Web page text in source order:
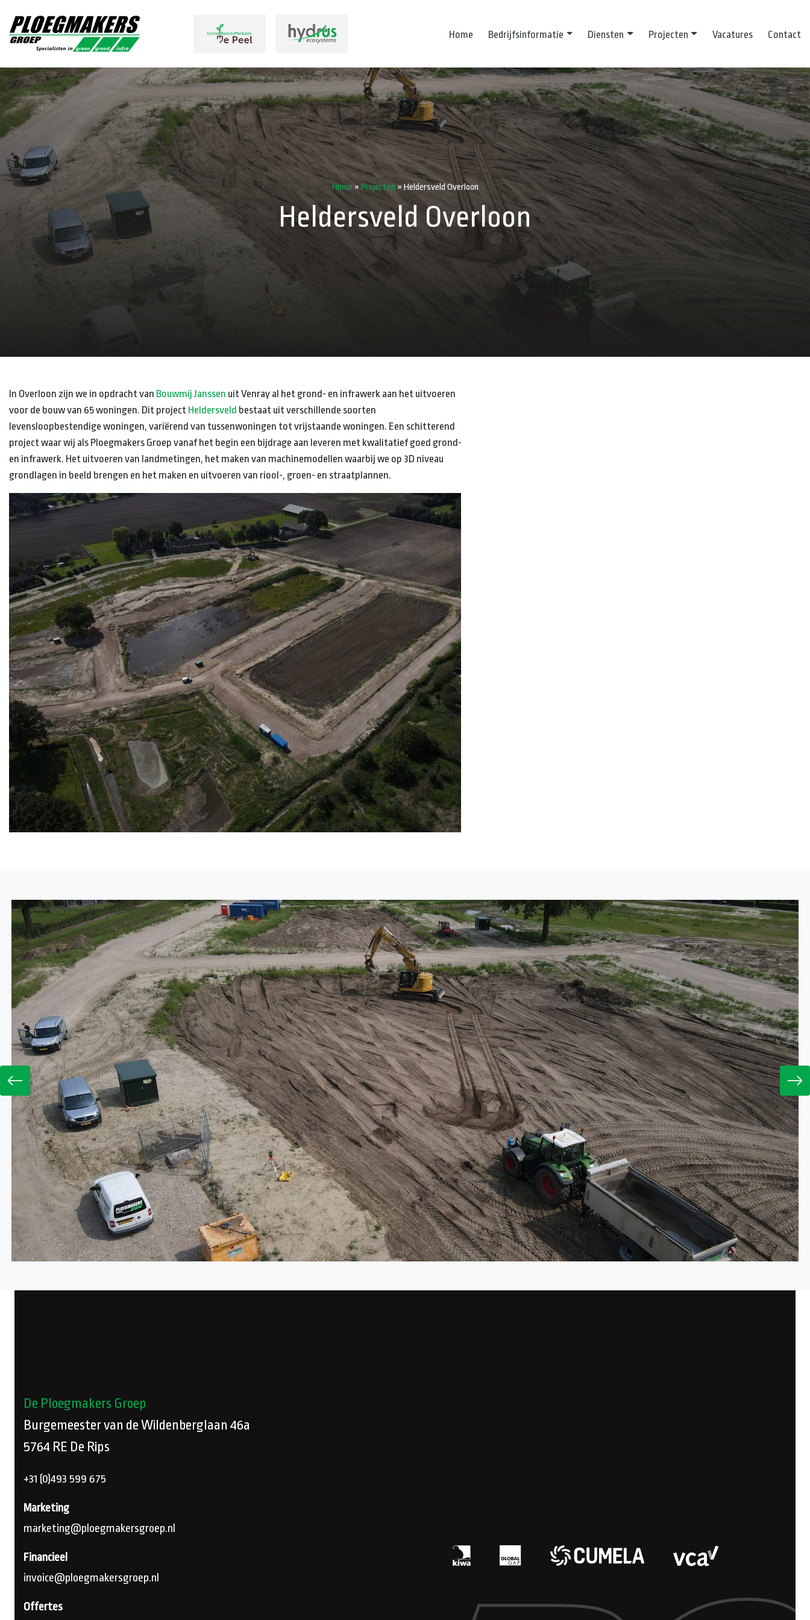
Home Bedrijfsinformatie Diensten Projecten Vacatures Contact
Home» Projecten »Heldersveld Overloon
Heldersveld Overloon
In Overloon zijn we in opdracht van Bouwmij Janssen uit Venray al het grond- en infrawerk aan het uitvoeren
voor de bouw van 65 woningen. Dit project Heldersveld bestaat uit verschillende soorten
levensloopbestendige woningen, variërend van tussenwoningen tot vrijstaande woningen. Een schitterend
project waar wij als Ploegmakers Groep vanaf het begin een bijdrage aan leveren met kwalitatief goed grond-
en infrawerk. Het uitvoeren van landmetingen, het maken van machinemodellen waarbij we op 3D niveau
grondlagen in beeld brengen en het maken en uitvoeren van riool-, groen- en straatplannen.
De Ploegmakers Groep
Burgemeester van de Wildenberglaan 46a
5764 RE De Rips
+31 (0)493 599 675
Marketing
marketing@ploegmakersgroep.nl
Financieel
invoice@ploegmakersgroep.nl
Offertes